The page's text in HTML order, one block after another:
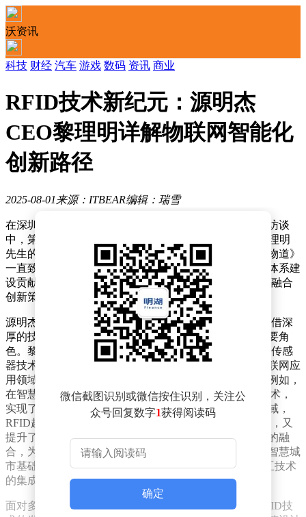
沃资讯
科技 财经 汽车 游戏 数码 资讯 商业
RFID技术新纪元：源明杰
CEO黎理明详解物联网智能化
创新路径
2025-08-01 来源：ITBEAR编辑：瑞雪
在深圳市物联网产业协会精心策划的《湾区物道》系列访谈
中，第66期迎来了深圳源明杰科技股份有限公司CEO黎理明
先生的深度对话。作为物联网领域的权威栏目，《湾区物道》
一直致力于解读政策、分析技术趋势，并为物联网生态体系建
设贡献力量。此次访谈，黎理明先生分享了RFID技术的融合
创新策略，以及源明杰在全球竞争中的独特优势。
源明杰，作为智能卡与RFID标签解决方案的先行者，凭借深
厚的技术底蕴和创新精神，在推动行业前行中扮演着重要角
色。黎理明先生在访谈中首先探讨了RFID技术与NFC、传感
器技术的协同创新。他指出，多技术融合正不断拓展物联网应
用领域，从单一技术向多元化、智能化解决方案转变。例如，
在智慧供应链中，RFID标签结合温湿度传感器和GPS技术，
实现了冷链物流的全程状态可视化管理；在鞋服消费领域，
RFID超高频与NFC技术的结合，既满足了防伪验证需求，又
提升了盘点效率；智能消费产品端，NFC与生物传感器的融
合，为智能包装和可穿戴设备带来了全新的交互体验；智慧城
市基础设施中，无源UHF RFID、环境传感器与NFC交互技术
的集成，优化了资源回收效率。
面对多技术融合带来的挑战，黎理明先生强调，未来RFID技
微信截图识别或微信按住识别，关注公
众号回复数字1获得阅读码
确定